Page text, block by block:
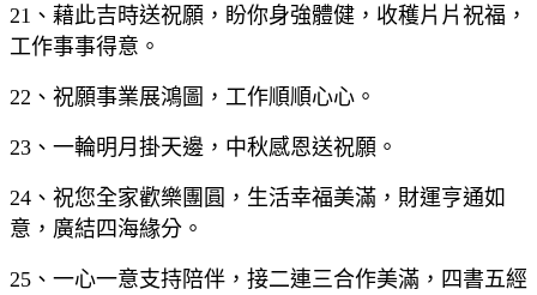
21、藉此吉時送祝願，盼你身強體健，收穫片片祝福，
工作事事得意。
22、祝願事業展鴻圖，工作順順心心。
23、一輪明月掛天邊，中秋感恩送祝願。
24、祝您全家歡樂團圓，生活幸福美滿，財運亨通如
意，廣結四海緣分。
25、一心一意支持陪伴，接二連三合作美滿，四書五經